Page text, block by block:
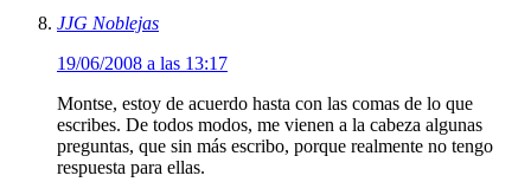
JJG Noblejas
19/06/2008 a las 13:17
Montse, estoy de acuerdo hasta con las comas de lo que
escribes. De todos modos, me vienen a la cabeza algunas
preguntas, que sin más escribo, porque realmente no tengo
respuesta para ellas.